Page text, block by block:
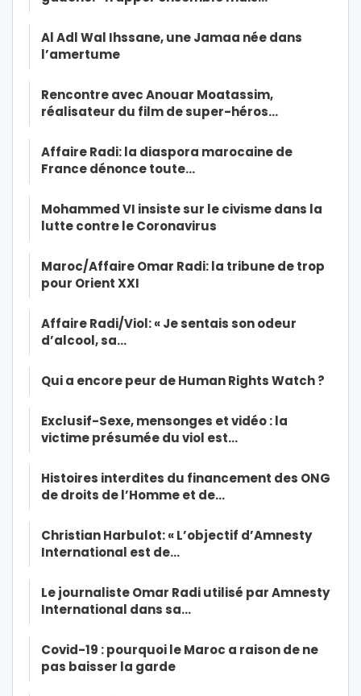
Al Adl Wal Ihssane, une Jamaa née dans
l’amertume
Rencontre avec Anouar Moatassim,
réalisateur du film de super-héros…
Affaire Radi: la diaspora marocaine de
France dénonce toute…
Mohammed VI insiste sur le civisme dans la
lutte contre le Coronavirus
Maroc/Affaire Omar Radi: la tribune de trop
pour Orient XXI
Affaire Radi/Viol: « Je sentais son odeur
d’alcool, sa…
Qui a encore peur de Human Rights Watch ?
Exclusif-Sexe, mensonges et vidéo : la
victime présumée du viol est…
Histoires interdites du financement des ONG
de droits de l’Homme et de…
Christian Harbulot: « L’objectif d’Amnesty
International est de…
Le journaliste Omar Radi utilisé par Amnesty
International dans sa…
Covid-19 : pourquoi le Maroc a raison de ne
pas baisser la garde